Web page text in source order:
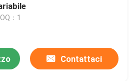
：1
Contattaci